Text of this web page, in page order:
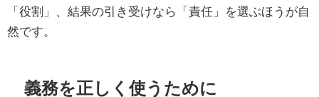
「役割」、結果の引き受けなら「責任」を選ぶほうが自
然です。
義務を正しく使うために